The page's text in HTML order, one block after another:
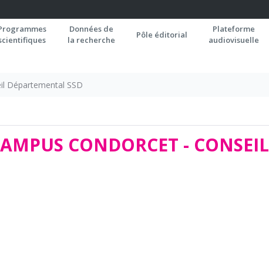
Données de
la recherche
Pôle éditorial
Plateforme
audiovisuelle
Départemental SSD
CONDORCET - CONSEIL